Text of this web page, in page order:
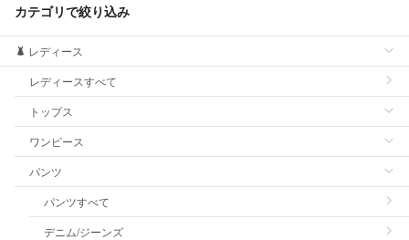
カテゴリで絞り込み
レディース
レディースすべて
トップス
ワンピース
パンツ
パンツすべて
デニム/ジーンズ